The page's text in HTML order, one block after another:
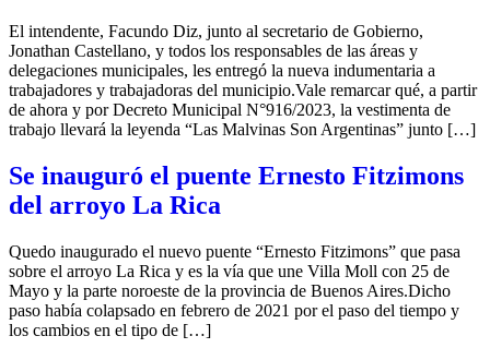
El intendente, Facundo Diz, junto al secretario de Gobierno,
Jonathan Castellano, y todos los responsables de las áreas y
delegaciones municipales, les entregó la nueva indumentaria a
trabajadores y trabajadoras del municipio.Vale remarcar qué, a partir
de ahora y por Decreto Municipal N°916/2023, la vestimenta de
trabajo llevará la leyenda “Las Malvinas Son Argentinas” junto […]
Se inauguró el puente Ernesto Fitzimons
del arroyo La Rica
Quedo inaugurado el nuevo puente “Ernesto Fitzimons” que pasa
sobre el arroyo La Rica y es la vía que une Villa Moll con 25 de
Mayo y la parte noroeste de la provincia de Buenos Aires.Dicho
paso había colapsado en febrero de 2021 por el paso del tiempo y
los cambios en el tipo de […]